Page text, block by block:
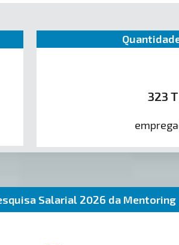
323
Salarial 2026 da Mentoring